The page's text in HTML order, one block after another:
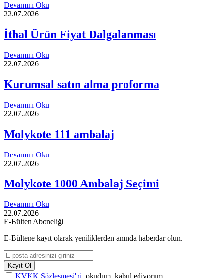
Devamını Oku
22.07.2026
İthal Ürün Fiyat Dalgalanması
Devamını Oku
22.07.2026
Kurumsal satın alma proforma
Devamını Oku
22.07.2026
Molykote 111 ambalaj
Devamını Oku
22.07.2026
Molykote 1000 Ambalaj Seçimi
Devamını Oku
22.07.2026
E-Bülten Aboneliği
E-Bültene kayıt olarak yeniliklerden anında haberdar olun.
Kayıt Ol
KVKK Sözleşmesi'ni, okudum, kabul ediyorum.